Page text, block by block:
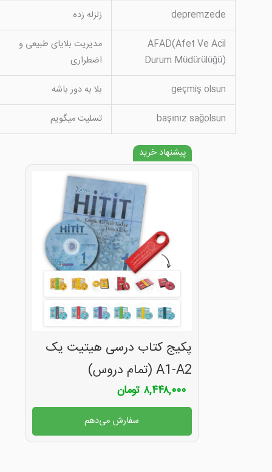
depremzede
زلزله زده
AFAD(Afet Ve Acil
Durum Müdürülüğü)
مدیریت بلایای طبیعی و
اضطراری
geçmiş olsun
بلا به دور باشه
başınız sağolsun
تسلیت میگویم
پیشنهاد خرید
پکیج کتاب درسی هیتیت یک
A1-A2 (تمام دروس)
۸,۴۴۸,۰۰۰ تومان
سفارش می‌دهم